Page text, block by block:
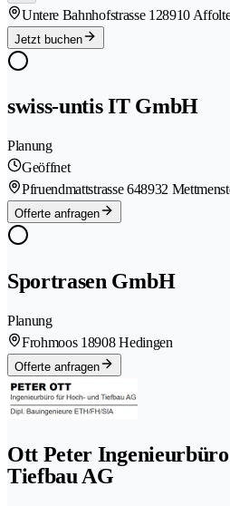
Untere Bahnhofstrasse 128910
Jetzt buchen
swiss-untis IT GmbH
Planung
Geöffnet
Pfruendmattstrasse 648932
Offerte anfragen
Sportrasen GmbH
Planung
Frohmoos 18908 Hedingen
Offerte anfragen
Ott Peter
Tiefbau AG